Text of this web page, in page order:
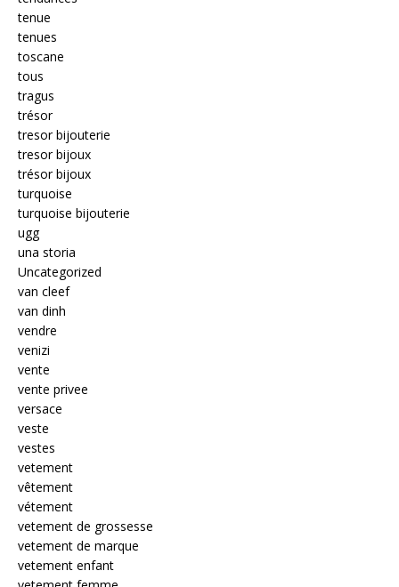
tenue
tenues
toscane
tous
tragus
trésor
tresor bijouterie
tresor bijoux
trésor bijoux
turquoise
turquoise bijouterie
ugg
una storia
Uncategorized
van cleef
van dinh
vendre
venizi
vente
vente privee
versace
veste
vestes
vetement
vêtement
vétement
vetement de grossesse
vetement de marque
vetement enfant